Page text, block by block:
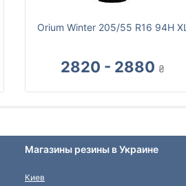
Orium Winter 205/55 R16 94H XL
2820 - 2880 ₴
Магазины резины в Украине
Киев